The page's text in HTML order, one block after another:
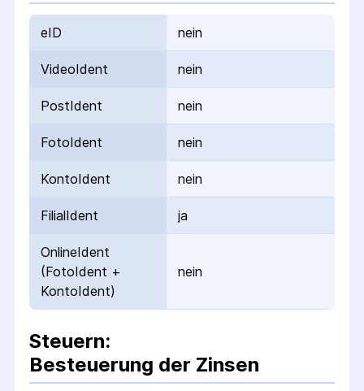
eID nein
VideoIdent nein
PostIdent nein
FotoIdent nein
KontoIdent nein
FilialIdent ja
OnlineIdent
(FotoIdent +
KontoIdent)
nein
Steuern:
Besteuerung der Zinsen